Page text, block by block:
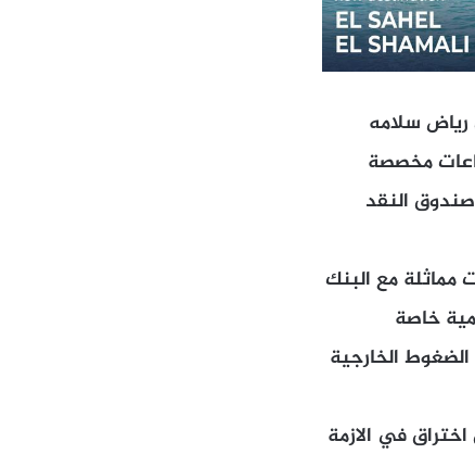
رياض سلامه
مخصصة
النقد
مماثلة مع البنك
خاصة
الخارجية
في الازمة